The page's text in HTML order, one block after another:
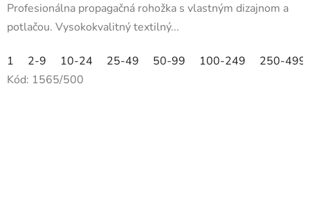
Profesionálna propagačná rohožka s vlastným dizajnom a
potlačou. Vysokokvalitný textilný...
1 2-9 10-24 25-49 50-99 100-249
250-499
Kód: 1565/500